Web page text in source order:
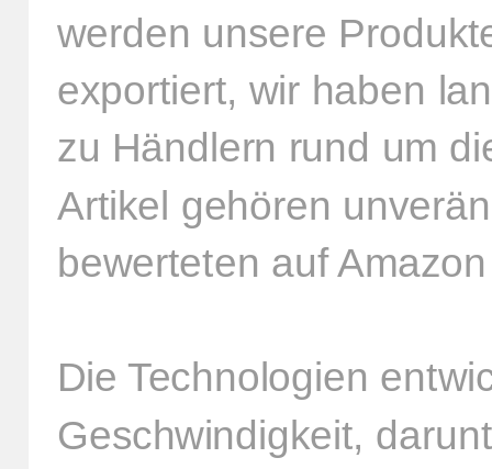
werden unsere
exportiert, wir haben
zu Händlern rund um
Artikel gehören
bewerteten auf
Die Technologien
Geschwindigkeit,